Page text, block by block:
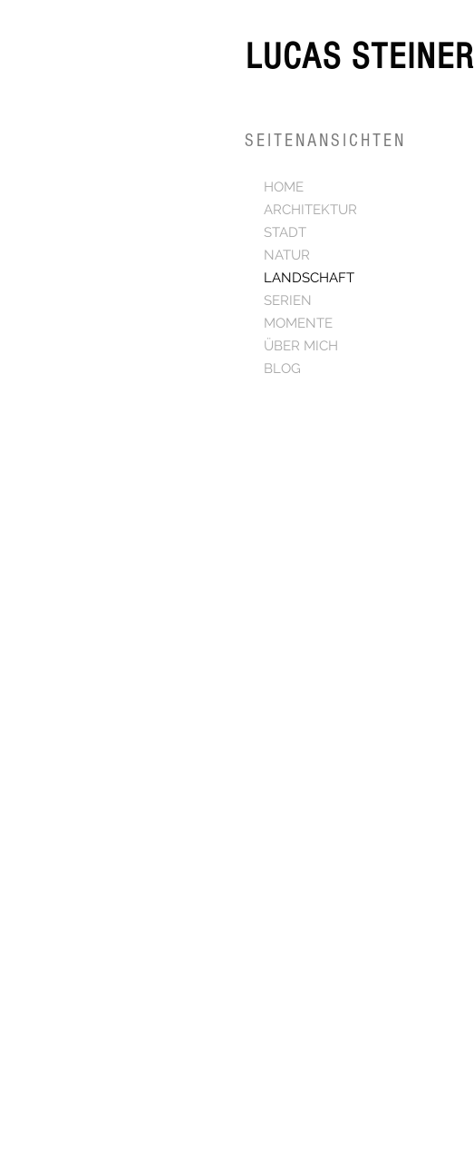
LUCAS STEINER
SEITENANSICHTEN
HOME
ARCHITEKTUR
STADT
NATUR
LANDSCHAFT
SERIEN
MOMENTE
ÜBER MICH
BLOG